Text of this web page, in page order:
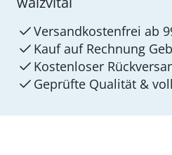
Versandkostenfrei ab
Kauf auf Rechnung
Kostenloser
Geprüfte Qualität &